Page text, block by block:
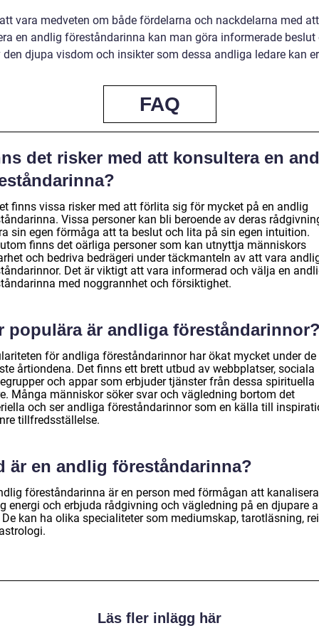
vara medveten om både fördelarna och nackdelarna med att
en andlig föreståndarinna kan man göra informerade beslut
djupa visdom och insikter som dessa andliga ledare kan
FAQ
det risker med att konsultera en
finns vissa risker med att förlita sig för mycket på en andlig
Vissa personer kan bli beroende av deras
sin egen förmåga att ta beslut och lita på sin egen intuition.
finns det oärliga personer som kan utnyttja människors
och bedriva bedrägeri under täckmanteln av att vara
Det är viktigt att vara informerad och välja en
med noggrannhet och försiktighet.
populära är andliga
för andliga föreståndarinnor har ökat mycket under de
årtiondena. Det finns ett brett utbud av webbplatser, sociala
och appar som erbjuder tjänster från dessa spirituella
Många människor söker svar och vägledning bortom det
och ser andliga föreståndarinnor som en källa till
tillfredsställelse.
är en andlig föreståndarinna?
föreståndarinna är en person med förmågan att kanalisera
energi och erbjuda rådgivning och vägledning på en djupare
kan ha olika specialiteter som mediumskap, tarotläsning,
Läs fler inlägg här